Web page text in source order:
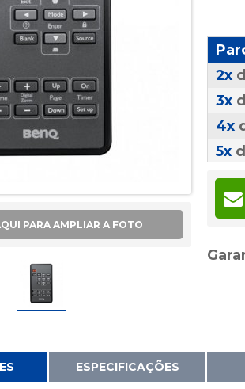
PARA AMPLIAR A FOTO
2x
3x
4x
5x
6x
7x
9x
13x
14x
ESPECIFICAÇÕES